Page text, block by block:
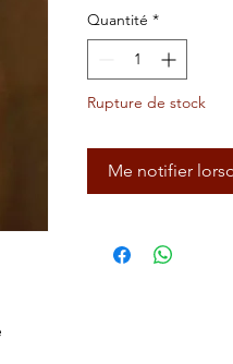
Quantité *
Rupture de stock
Me notifier